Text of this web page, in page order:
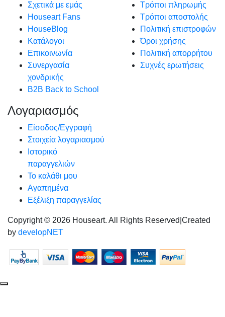
Σχετικά με εμάς
Houseart Fans
HouseBlog
Κατάλογοι
Επικοινωνία
Συνεργασία
χονδρικής
B2B Back to School
Τρόποι πληρωμής
Τρόποι αποστολής
Πολιτική επιστροφών
Όροι χρήσης
Πολιτική απορρήτου
Συχνές ερωτήσεις
Λογαριασμός
Είσοδος/Εγγραφή
Στοιχεία λογαριασμού
Ιστορικό
παραγγελιών
Το καλάθι μου
Αγαπημένα
Εξέλιξη παραγγελίας
Copyright © 2026 Houseart. All Rights Reserved Created
by developNET